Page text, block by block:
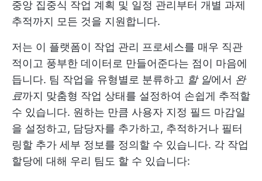
중앙 집중식 작업 계획 및 일정 관리부터 개별 과제
추적까지 모든 것을 지원합니다.
저는 이 플랫폼이 작업 관리 프로세스를 매우 직관
적이고 풍부한 데이터로 만들어준다는 점이 마음에
듭니다. 팀 작업을 유형별로 분류하고 할 일에서 완
료까지 맞춤형 작업 상태를 설정하여 손쉽게 추적할
수 있습니다. 원하는 만큼 사용자 지정 필드 마감일
을 설정하고, 담당자를 추가하고, 추적하거나 필터
링할 추가 세부 정보를 정의할 수 있습니다. 각 작업
할당에 대해 우리 팀도 할 수 있습니다: